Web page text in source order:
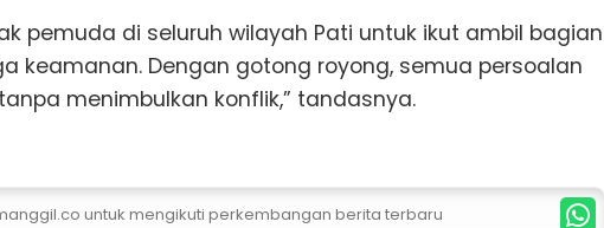
pemuda di seluruh wilayah Pati untuk ikut ambil bagian
keamanan. Dengan gotong royong, semua persoalan
menimbulkan konflik,” tandasnya.
untuk mengikuti perkembangan berita terbaru